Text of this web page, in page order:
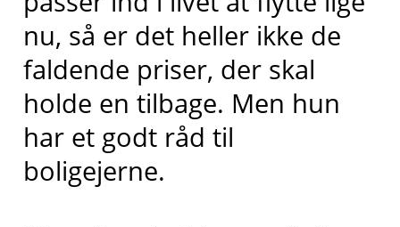
nu, så er det heller ikke de
faldende priser, der skal
holde en tilbage. Men hun
har et godt råd til
boligejerne.